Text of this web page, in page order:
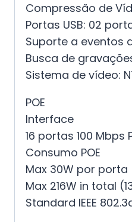
Compressão de
Portas USB: 02
Suporte a eventos
Busca de
Sistema de vídeo:
POE
Interface
16 portas 100 Mbps
Consumo POE
Max 30W por porta
Max 216W in total
Standard IEEE